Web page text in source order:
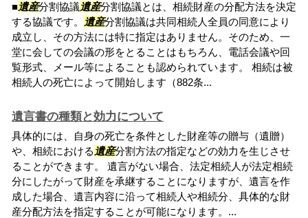
■遺産分割協議遺産分割協議とは、相続財産の分配方法を決定
する協議です。
遺産分割協議は共同相続人全員の同意により
成立し、その方法には特に指定はありません。そのため、一
堂に会しての会議の形をとることはもちろん、電話会議や回
覧形式、メール等によることも認められています。 相続は被
相続人の死亡によって開始します（882条...
遺言書の種類と効力について
具体的には、自身の死亡を条件とした財産等の贈与（遺贈）
や、相続における 遺産分割方法の指定などの効力を生じさせ
ることができます。 遺言がない場合、法定相続人が法定相続
分にしたがって財産を承継することになりますが、遺言を作
成した場合、遺言内容に沿って相続人や相続分、具体的な財
産分配方法を指定することが可能になります。...